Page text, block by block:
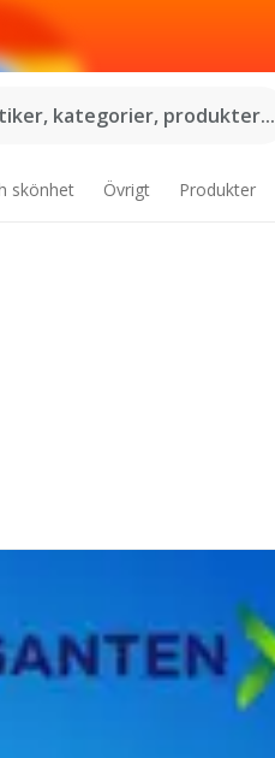
kategorier, produkter...
skönhet Övrigt Produkter